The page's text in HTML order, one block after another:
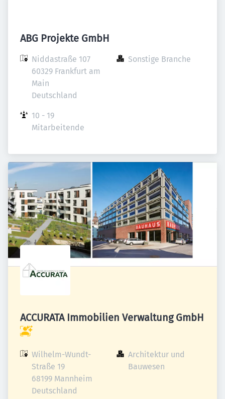
ABG Projekte GmbH
Niddastraße 107
60329 Frankfurt am
Main
Deutschland
Sonstige Branche
10 - 19
Mitarbeitende
ACCURATA Immobilien Verwaltung GmbH
Wilhelm-Wundt-
Straße 19
68199 Mannheim
Deutschland
Architektur und
Bauwesen